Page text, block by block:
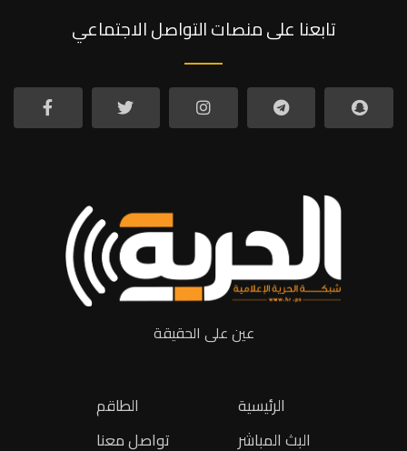
تابعنا على منصات التواصل الاجتماعي
عين على الحقيقة
الطاقم
تواصل معنا
الرئيسية
البث المباشر